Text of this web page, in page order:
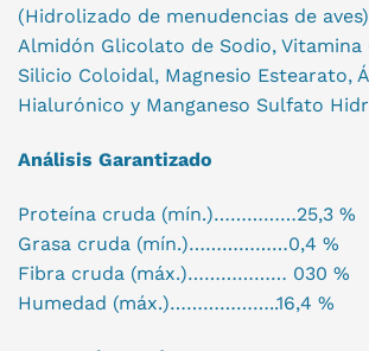
(Hidrolizado de menudencias de
Almidón Glicolato de Sodio, Vitamina
Silicio Coloidal, Magnesio Estearato,
Hialurónico y Manganeso Sulfato
Análisis Garantizado
Proteína cruda (mín.)……………25,3 %
Grasa cruda (mín.)………………0,4 %
Fibra cruda (máx.)……………… 030 %
Humedad (máx.)………………..16,4 %